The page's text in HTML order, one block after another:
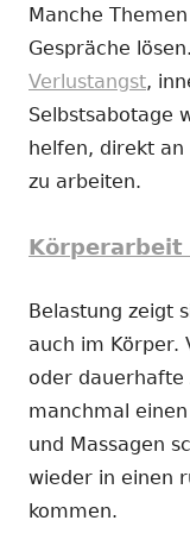
Manche
Gespräche
Verlustangst,
Selbstsabotage
helfen, direkt an
zu arbeiten.
Körperarbeit
Belastung zeigt
auch im Körper.
oder dauerhafte
manchmal
und Massagen
wieder in einen
kommen.